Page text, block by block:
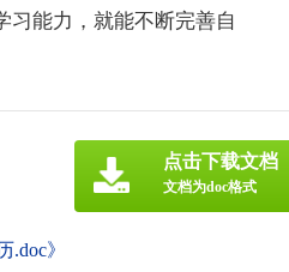
习能力，就能不断完善自
.doc》
点击下载文档
文档为doc格式